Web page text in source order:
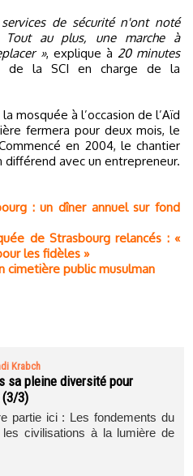
de sécurité n'ont noté
Tout au plus, une marche à
», explique à 20 minutes
de la SCI en charge de la
mosquée à l’occasion de l’Aïd
fermera pour deux mois, le
en 2004, le chantier
avec un entrepreneur.
: un dîner annuel sur fond
de Strasbourg relancés : «
les fidèles »
cimetière public musulman
Krabch
sa pleine diversité pour
3)
partie ici : Les fondements du
les civilisations à la lumière de